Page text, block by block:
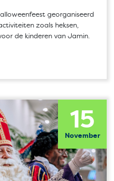
georganiseerd
zoals heksen,
de kinderen van Jamin.
15
November